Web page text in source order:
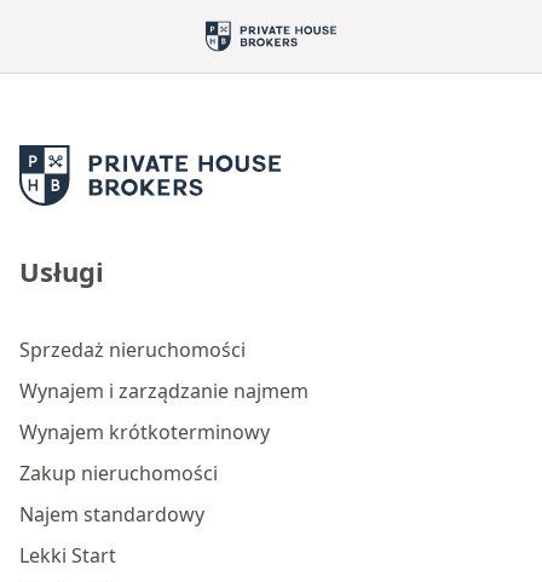
Usługi
Sprzedaż nieruchomości
Wynajem i zarządzanie najmem
Wynajem krótkoterminowy
Zakup nieruchomości
Najem standardowy
Lekki Start